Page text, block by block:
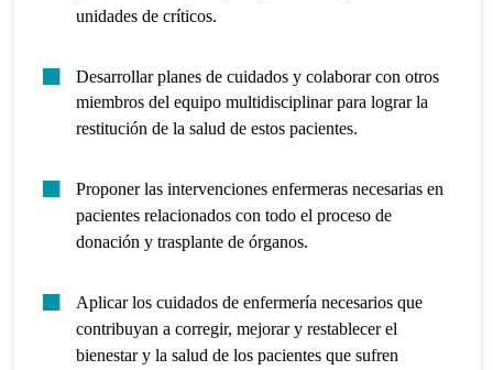
unidades de críticos.
Desarrollar planes de cuidados y colaborar con otros
miembros del equipo multidisciplinar para lograr la
restitución de la salud de estos pacientes.
Proponer las intervenciones enfermeras necesarias en
pacientes relacionados con todo el proceso de
donación y trasplante de órganos.
Aplicar los cuidados de enfermería necesarios que
contribuyan a corregir, mejorar y restablecer el
bienestar y la salud de los pacientes que sufren